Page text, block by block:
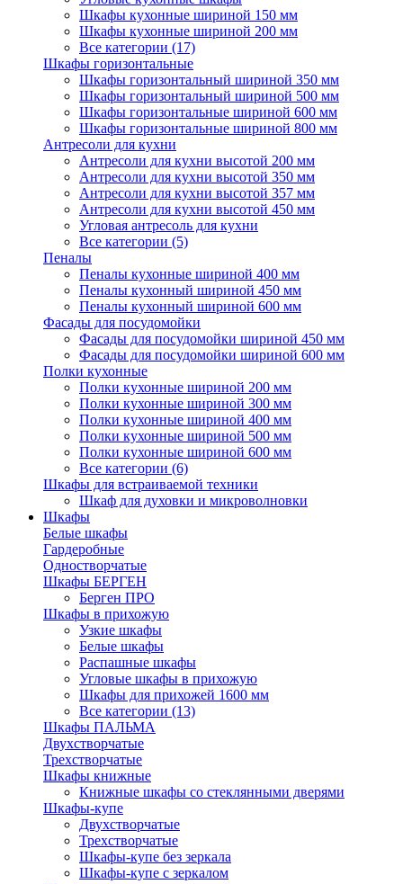
Шкафы кухонные шириной 150 мм
Шкафы кухонные шириной 200 мм
Все категории (17)
Шкафы горизонтальные
Шкафы горизонтальный шириной 350 мм
Шкафы горизонтальный шириной 500 мм
Шкафы горизонтальные шириной 600 мм
Шкафы горизонтальные шириной 800 мм
Антресоли для кухни
Антресоли для кухни высотой 200 мм
Антресоли для кухни высотой 350 мм
Антресоли для кухни высотой 357 мм
Антресоли для кухни высотой 450 мм
Угловая антресоль для кухни
Все категории (5)
Пеналы
Пеналы кухонные шириной 400 мм
Пеналы кухонный шириной 450 мм
Пеналы кухонный шириной 600 мм
Фасады для посудомойки
Фасады для посудомойки шириной 450 мм
Фасады для посудомойки шириной 600 мм
Полки кухонные
Полки кухонные шириной 200 мм
Полки кухонные шириной 300 мм
Полки кухонные шириной 400 мм
Полки кухонные шириной 500 мм
Полки кухонные шириной 600 мм
Все категории (6)
Шкафы для встраиваемой техники
Шкаф для духовки и микроволновки
Шкафы
Белые шкафы
Гардеробные
Одностворчатые
Шкафы БЕРГЕН
Берген ПРО
Шкафы в прихожую
Узкие шкафы
Белые шкафы
Распашные шкафы
Угловые шкафы в прихожую
Шкафы для прихожей 1600 мм
Все категории (13)
Шкафы ПАЛЬМА
Двухстворчатые
Трехстворчатые
Шкафы книжные
Книжные шкафы со стеклянными дверями
Шкафы-купе
Двухстворчатые
Трехстворчатые
Шкафы-купе без зеркала
Шкафы-купе с зеркалом